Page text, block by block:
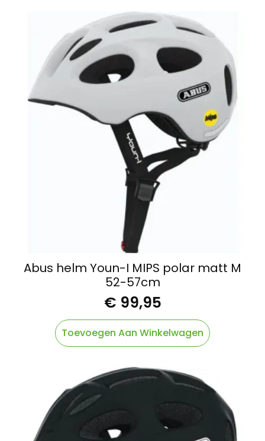
Abus helm Youn-I MIPS polar matt M
52-57cm
€ 99,95
Toevoegen Aan Winkelwagen